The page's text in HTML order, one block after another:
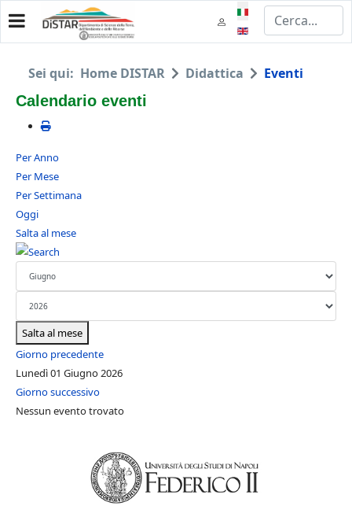
Seleziona la tua lingua
Sei qui: Home DISTAR Didattica
Eventi
Calendario eventi
Per Anno
Per Mese
Per Settimana
Oggi
Salta al mese
Salta al mese
Giorno precedente
Lunedì 01 Giugno 2026
Giorno successivo
Nessun evento trovato